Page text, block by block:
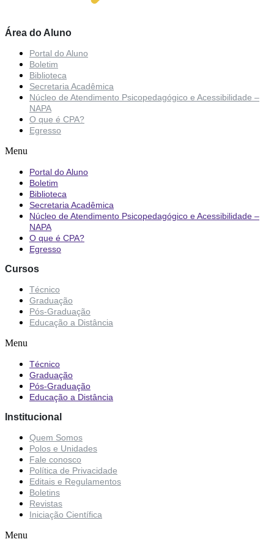
Área do Aluno
Portal do Aluno
Boletim
Biblioteca
Secretaria Acadêmica
Núcleo de Atendimento Psicopedagógico e Acessibilidade –
NAPA
O que é CPA?
Egresso
Menu
Portal do Aluno
Boletim
Biblioteca
Secretaria Acadêmica
Núcleo de Atendimento Psicopedagógico e Acessibilidade –
NAPA
O que é CPA?
Egresso
Cursos
Técnico
Graduação
Pós-Graduação
Educação a Distância
Menu
Técnico
Graduação
Pós-Graduação
Educação a Distância
Institucional
Quem Somos
Polos e Unidades
Fale conosco
Política de Privacidade
Editais e Regulamentos
Boletins
Revistas
Iniciação Científica
Menu